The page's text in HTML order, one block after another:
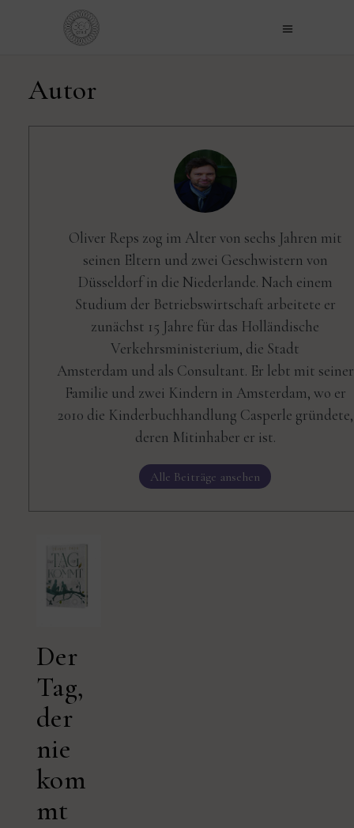
Autor
Oliver Reps zog im Alter von sechs Jahren mit
seinen Eltern und zwei Geschwistern von
Düsseldorf in die Niederlande. Nach einem
Studium der Betriebswirtschaft arbeitete er
zunächst 15 Jahre für das Holländische
Verkehrsministerium, die Stadt
Amsterdam und als Consultant. Er lebt mit seiner
Familie und zwei Kindern in Amsterdam, wo er
2010 die Kinderbuchhandlung Casperle gründete,
deren Mitinhaber er ist.
Alle Beiträge ansehen
Der
Tag,
der
nie
kom
mt